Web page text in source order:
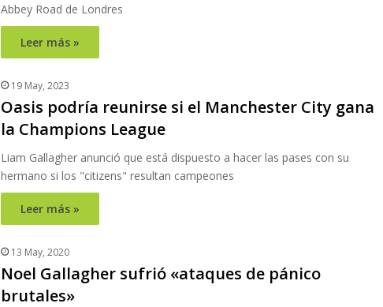
Abbey Road de Londres
Leer más »
19 May, 2023
Oasis podría reunirse si el Manchester City gana
la Champions League
Liam Gallagher anunció que está dispuesto a hacer las pases con su
hermano si los "citizens" resultan campeones
Leer más »
13 May, 2020
Noel Gallagher sufrió «ataques de pánico
brutales»